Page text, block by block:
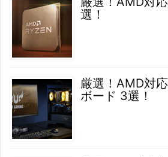
選！
厳選！AMD対
ボード 3選！